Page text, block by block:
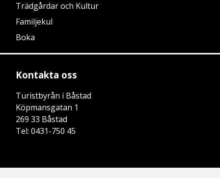
Trädgårdar och Kultur
Familjekul
Boka
Kontakta oss
Turistbyrån i Båstad
Köpmansgatan 1
269 33 Båstad
Tel: 0431-750 45